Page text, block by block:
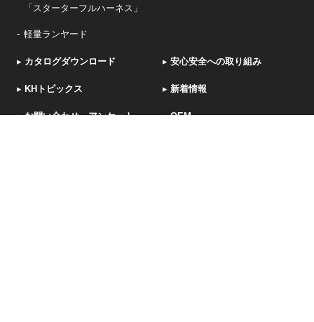
「スターターフルハーネス」
軽量ランヤード
▸ カタログダウンロード ▸ 安心安全への取り組み
▸ KHトピックス ▸ 新着情報
▸お問い合わせ・アンケート ▸OEM